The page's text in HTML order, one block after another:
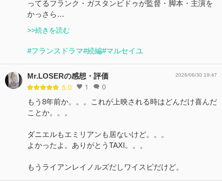
ってるフランク・ガスタンビドゥが監督・脚本・主演を
かっさら…
>>続きを読む
#フランスドラマ#続編#マルセイユ
Mr.LOSERの感想・評価
5.0 1 0
2026/06/30 19:47
もう8年前か。。。これが上映される時はどんだけ喜んだ
ことか。。。
ダニエルもエミリアンも居ないけど。。。
よかったよ。ありがとうTAXI。。。
もうライアンレイノルズだしワイスピだけど。